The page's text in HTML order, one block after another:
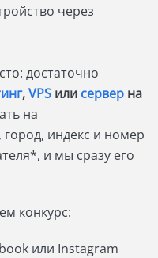
через
достаточно
,VPS или сервер на
на
индекс и номер
и мы сразу его
конкурс:
или Instagram